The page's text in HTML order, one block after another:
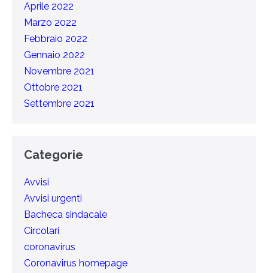
Aprile 2022
Marzo 2022
Febbraio 2022
Gennaio 2022
Novembre 2021
Ottobre 2021
Settembre 2021
Categorie
Avvisi
Avvisi urgenti
Bacheca sindacale
Circolari
coronavirus
Coronavirus homepage